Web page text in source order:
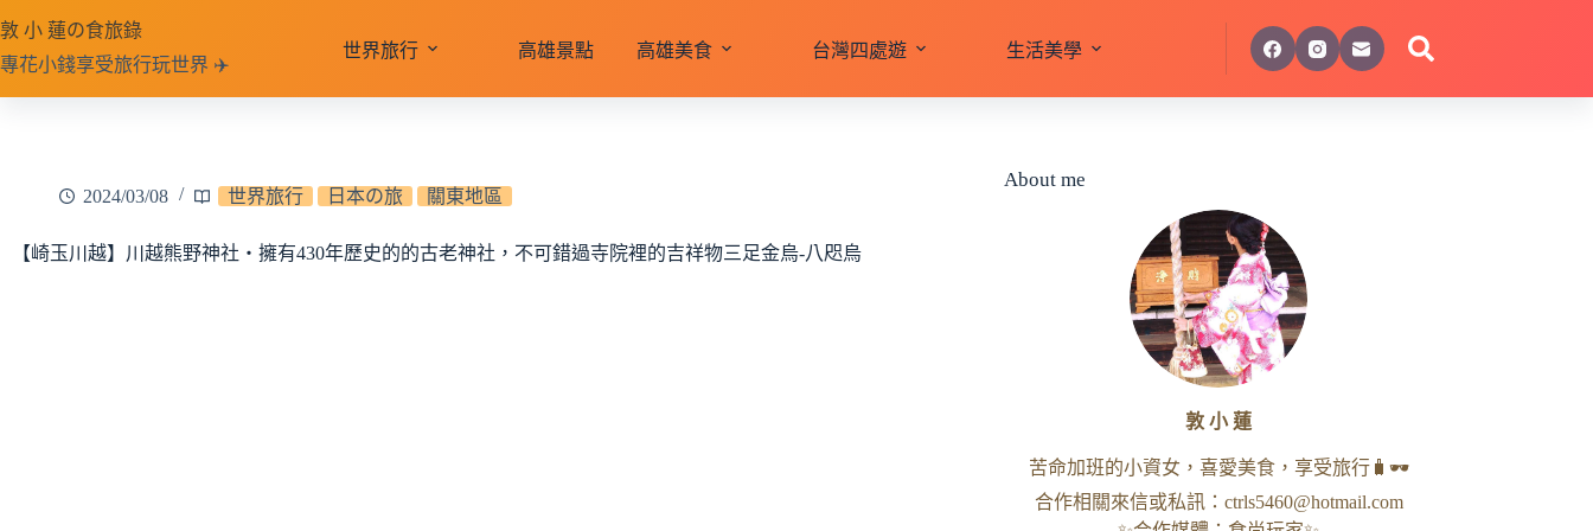
至
主
要
敦 小 蓮の食旅錄
專花小錢享受旅行玩世界 ✈️
世界旅行 高雄景點 高雄美食 台灣四處遊 生活美學
2024/03/08 世界旅行 日本の旅 關東地區
【崎玉川越】川越熊野神社‧擁有430年歷史的的古老神社，不可錯過寺院裡的吉祥物三足金烏-八咫烏
About me
敦 小 蓮
苦命加班的小資女，喜愛美食，享受旅行🧳🕶
合作相關來信或私訊： ctrls5460@hotmail.com